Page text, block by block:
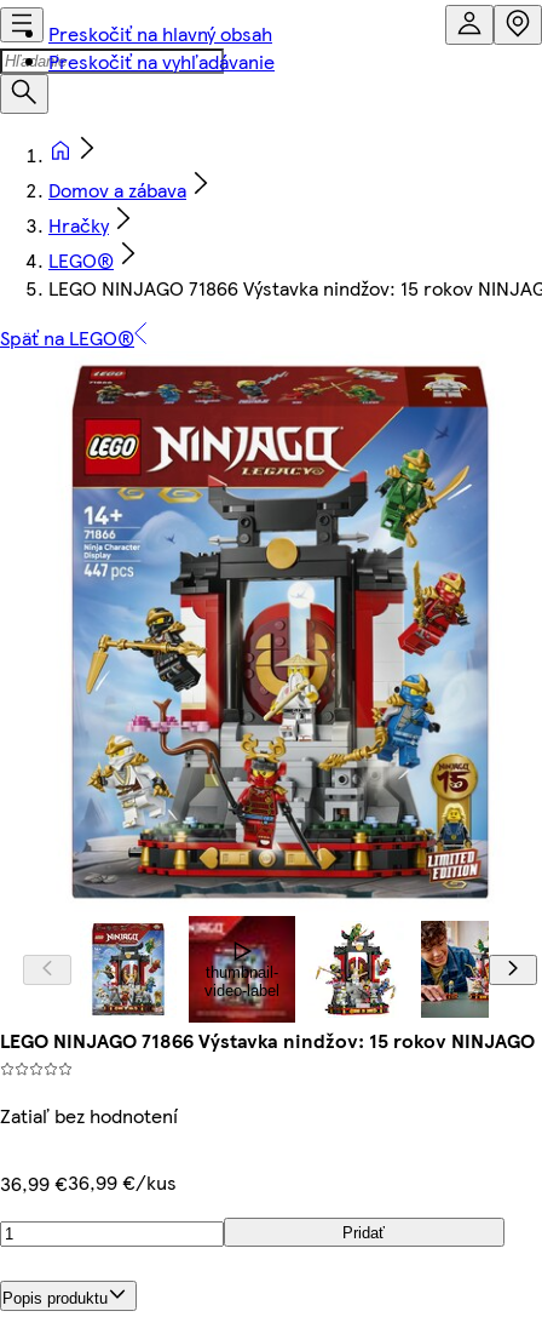
Preskočiť na hlavný obsah
Preskočiť na vyhľadávanie
Domov a zábava
Hračky
LEGO®
LEGO NINJAGO 71866 Výstavka nindžov: 15 rokov
Späť na LEGO®
thumbnail-
video-label
LEGO NINJAGO 71866 Výstavka nindžov: 15 rokov NINJAGO
Zatiaľ bez hodnotení
36,99 €36,99 €/kus
Pridať
Popis produktu